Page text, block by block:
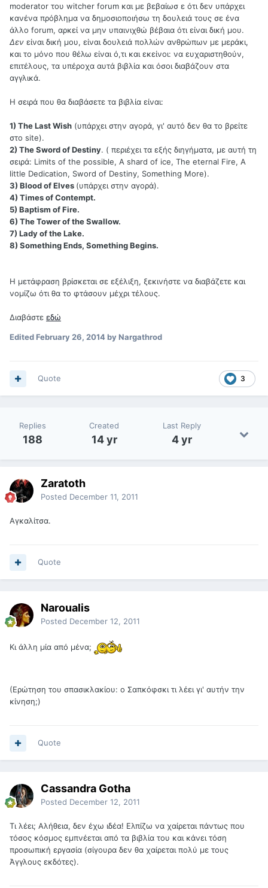
moderator του witcher forum και με βεβαίωσ ε ότι δεν υπάρχει
κανένα πρόβλημα να δημοσιοποιήσω τη δουλειά τους σε ένα
άλλο forum, αρκεί να μην υπαινιχθώ βέβαια ότι είναι δική μου.
Δεν είναι δική μου, είναι δουλειά πολλών ανθρώπων με μεράκι,
και το μόνο που θέλω είναι ό,τι και εκείνοι: να ευχαριστηθούν,
επιτέλους, τα υπέροχα αυτά βιβλία και όσοι διαβάζουν στα
αγγλικά.
Η σειρά που θα διαβάσετε τα βιβλία είναι:
1) The Last Wish (υπάρχει στην αγορά, γι' αυτό δεν θα το βρείτε
στο site).
2) The Sword of Destiny. ( περιέχει τα εξής διηγήματα, με αυτή τη
σειρά: Limits of the possible, A shard of ice, The eternal Fire, A
little Dedication, Sword of Destiny, Something More).
3) Blood of Elves (υπάρχει στην αγορά).
4) Times of Contempt.
5) Baptism of Fire.
6) The Tower of the Swallow.
7) Lady of the Lake.
8) Something Ends, Something Begins.
Η μετάφραση βρίσκεται σε εξέλιξη, ξεκινήστε να διαβάζετε και
νομίζω ότι θα το φτάσουν μέχρι τέλους.
Διαβάστε εδώ
EditedFebruary 26, 2014by Nargathrod
3
Quote
Replies
188
Created
14 yr
Last Reply
4 yr
Zaratoth
Posted December 11, 2011
Αγκαλίτσα.
Quote
Naroualis
Posted December 12, 2011
Κι άλλη μία από μένα;
(Ερώτηση του σπασικλακίου: ο Σαπκόφσκι τι λέει γι' αυτήν την
κίνηση;)
Quote
Cassandra Gotha
Posted December 12, 2011
Τι λέει; Αλήθεια, δεν έχω ιδέα! Ελπίζω να χαίρεται πάντως που
τόσος κόσμος εμπνέεται από τα βιβλία του και κάνει τόση
προσωπική εργασία (σίγουρα δεν θα χαίρεται πολύ με τους
Άγγλους εκδότες).